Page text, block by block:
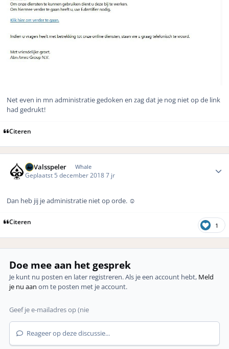
Net even in mn administratie gedoken en zag dat je nog niet op de link
had gedrukt!
Citeren
DeValsspeler Whale
Geplaatst 5 december 20187 jr
Dan heb jij je administratie niet op orde. ☺️
Citeren 1
Doe mee aan het gesprek
Je kunt nu posten en later registreren. Als je een account hebt, Meld
je nu aan om te posten met je account.
Reageer op deze discussie...